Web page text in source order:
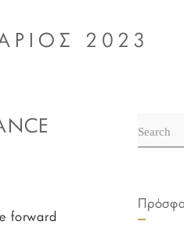
2023
forward
for: